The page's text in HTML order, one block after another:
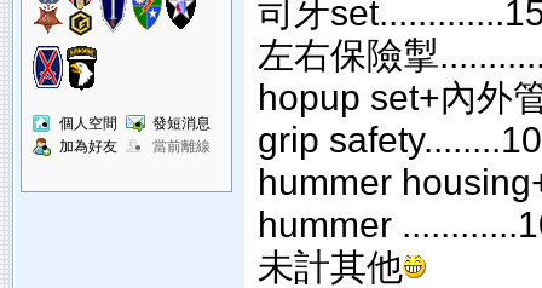
個人空間
發短消息
加為好友
當前離線
司牙
左右保險掣
hopup set+內外
grip
hummer
hummer
未計其他